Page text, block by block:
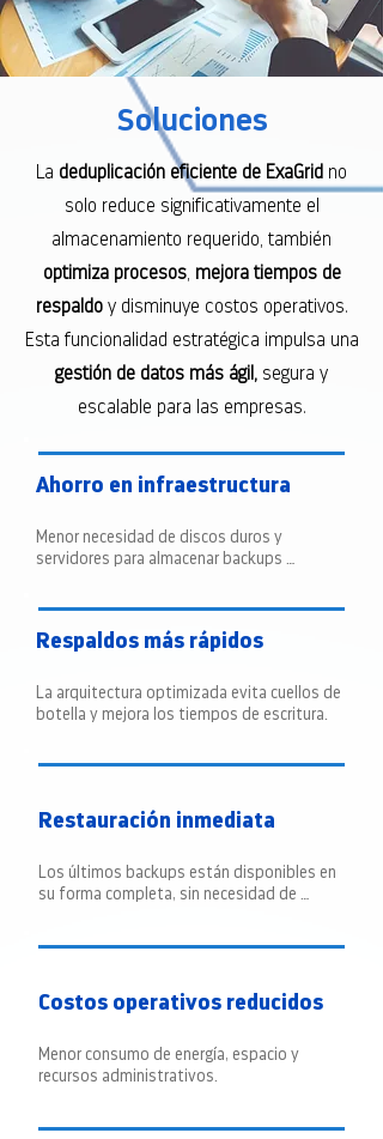
Soluciones
La deduplicación eficiente de ExaGrid no
solo reduce significativamente el
almacenamiento requerido, también
optimiza procesos, mejora tiempos de
respaldoy disminuye costos operativos.
Esta funcionalidad estratégica impulsa una
gestión de datos más ágil, segura y
escalable para las empresas.
Ahorro en infraestructura
Menor necesidad de discos duros y
servidores para almacenar backups
Respaldos más rápidos
La arquitectura optimizada evita cuellos de
botella y mejora los tiempos de escritura.
Restauración inmediata
Los últimos backups están disponibles en
su forma completa, sin necesidad de
Costos operativos reducidos
Menor consumo de energía, espacio y
recursos administrativos.